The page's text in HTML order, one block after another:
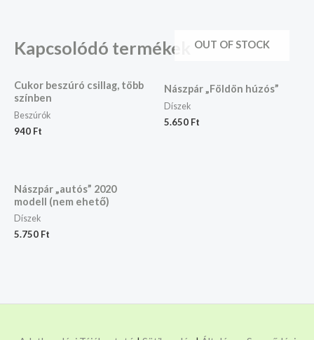
Kapcsolódó termékek
Cukor beszúró csillag, több
színben
Beszúrók
940 Ft
OUT OF STOCK
Nászpár „Földön húzós”
Díszek
5.650 Ft
Nászpár „autós” 2020
modell (nem ehető)
Díszek
5.750 Ft